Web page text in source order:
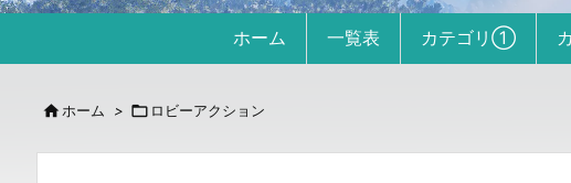
ホーム 一覧表 カテゴリ①
 ホーム >  ロビーアクション